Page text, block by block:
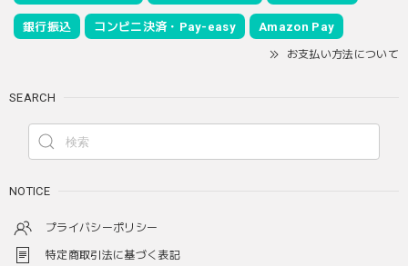
銀行振込 コンビニ決済・Pay-easy Amazon Pay
お支払い方法について
SEARCH
NOTICE
プライバシーポリシー
特定商取引法に基づく表記